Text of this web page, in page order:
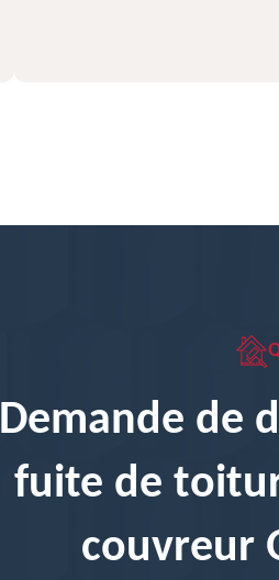
Demande de
fuite de
couvreur